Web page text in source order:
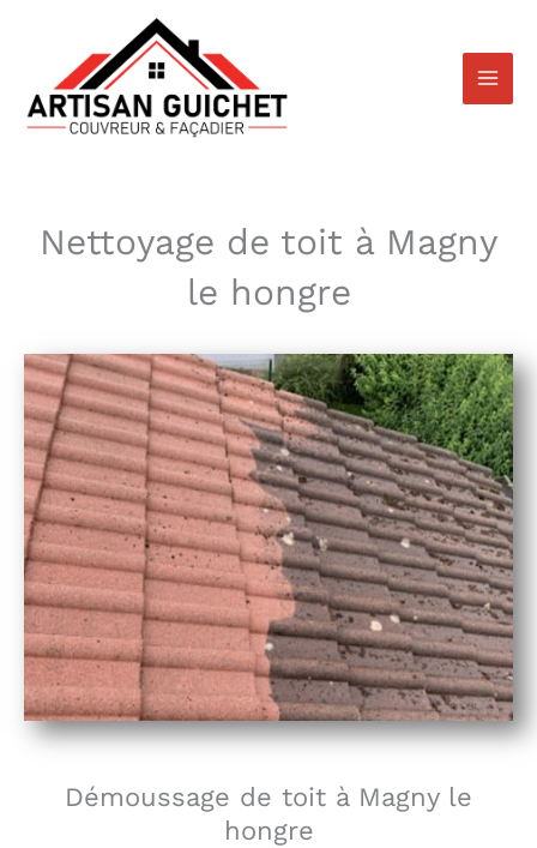
contenu
Nettoyage de toit à Magny
le hongre
Démoussage de toit à Magny le
hongre